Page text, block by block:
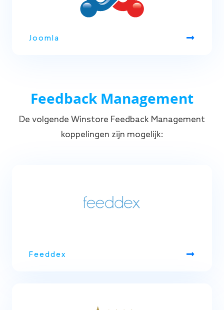
Joomla
Feedback Management
De volgende Winstore Feedback Management
koppelingen zijn mogelijk:
Feeddex